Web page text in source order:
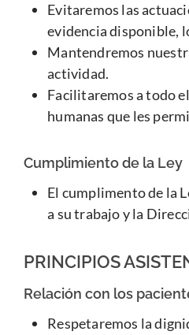
Evitaremos las
evidencia disponible,
Mantendremos
actividad.
Facilitaremos a todo
humanas que les
Cumplimiento de la Ley
El cumplimento de la
a su trabajo y la
PRINCIPIOS
Relación con los
Respetaremos la